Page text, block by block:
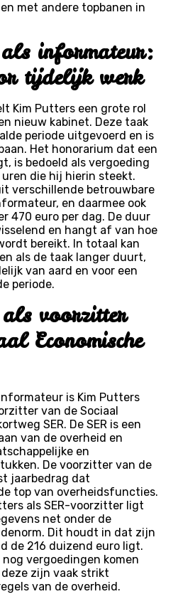
met andere topbanen in
informateur:
tijdelijk werk
Kim Putters een grote rol
nieuw kabinet. Deze taak
periode uitgevoerd en is
Het honorarium dat een
is bedoeld als vergoeding
die hij hierin steekt.
verschillende betrouwbare
en daarmee ook
470 euro per dag. De duur
en hangt af van hoe
bereikt. In totaal kan
als de taak langer duurt,
van aard en voor een
periode.
voorzitter
Economische
is Kim Putters
van de Sociaal
SER. De SER is een
van de overheid en
en
De voorzitter van de
jaarbedrag dat
top van overheidsfuncties.
als SER-voorzitter ligt
net onder de
Dit houdt in dat zijn
de 216 duizend euro ligt.
vergoedingen komen
zijn vaak strikt
van de overheid.